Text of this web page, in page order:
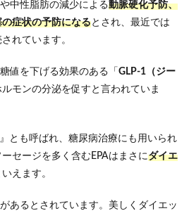
中性脂肪の減少による動脈硬化予防、
症状の予防になるとされ、最近では
れています。
値を下げる効果のある「 GLP-1（ジー
ルモンの分泌を促すと言われていま
』とも呼ばれ、糖尿病治療にも用いられ
セージを多く含むEPAはまさにダイエ
いえます。
あるとされています。美しくダイエッ